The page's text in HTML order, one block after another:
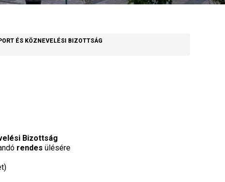
ÉS KÖZNEVELÉSI BIZOTTSÁG
Bizottság
rendes ülésére